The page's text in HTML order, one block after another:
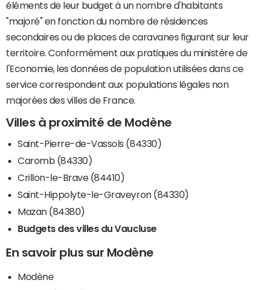
éléments de leur budget à un nombre d'habitants
"majoré" en fonction du nombre de résidences
secondaires ou de places de caravanes figurant sur leur
territoire. Conformément aux pratiques du ministère de
l'Economie, les données de population utilisées dans ce
service correspondent aux populations légales non
majorées des villes de France.
Villes à proximité de Modène
Saint-Pierre-de-Vassols (84330)
Caromb (84330)
Crillon-le-Brave (84410)
Saint-Hippolyte-le-Graveyron (84330)
Mazan (84380)
Budgets des villes du Vaucluse
En savoir plus sur Modène
Modène